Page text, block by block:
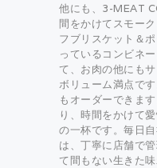
他にも、3-MEAT
間をかけてスモー
フブリスケット＆
っているコンビネ
て、お肉の他にも
ボリューム満点で
もオーダーできま
り、時間をかけて
の一杯です。毎日
は、丁寧に店舗で
て間もない生きた味